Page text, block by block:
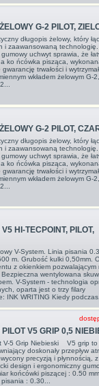
G-2 PILOT,
długopis żelowy, który
i zaawansowaną technologię.
uchwyt sprawia, że
ko ńcówka pisząca,
trwałości i
wkładem żelowym G-
G-2 PILOT,
długopis żelowy, który
i zaawansowaną technologię.
uchwyt sprawia, że
ko ńcówka pisząca,
trwałości i
wkładem żelowym G-
HI-TECPOINT, PILOT,
V-System. Linia pisania
m. Grubość kulki 0,50mm.
z okienkiem pozwalającym
wentylowana
V-System - technologia
oparta jest o trzy filary
INK WRITING Kiedy
V5 GRIP 0,5
V-5 Grip Niebieski V5 grip to
doskonały przepływ
precyzją i płynnością,
design i ergonomiczny
końcówki piszącej : 0.50 mm
: 0.30...